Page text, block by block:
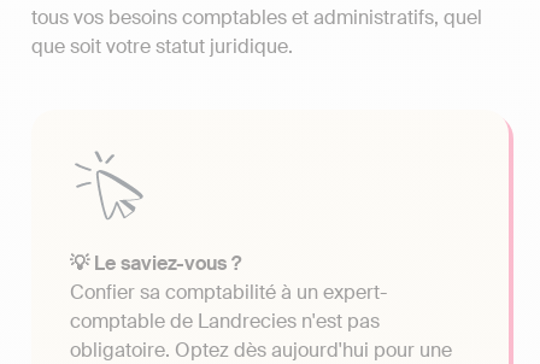
tous vos besoins comptables et administratifs, quel
que soit votre statut juridique.
💡 Le saviez-vous ?
Confier sa comptabilité à un expert-
comptable de Landrecies n'est pas
obligatoire. Optez dès aujourd'hui pour une